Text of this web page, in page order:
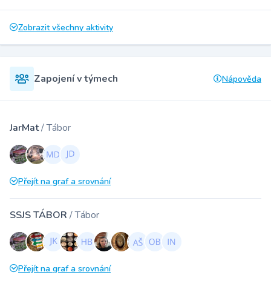
Zobrazit všechny aktivity
Zapojení v týmech Nápověda
JarMat/ Tábor
Přejít na graf a srovnání
SSJS TÁBOR / Tábor
Přejít na graf a srovnání